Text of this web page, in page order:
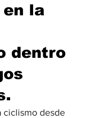
la
dentro
ciclismo desde